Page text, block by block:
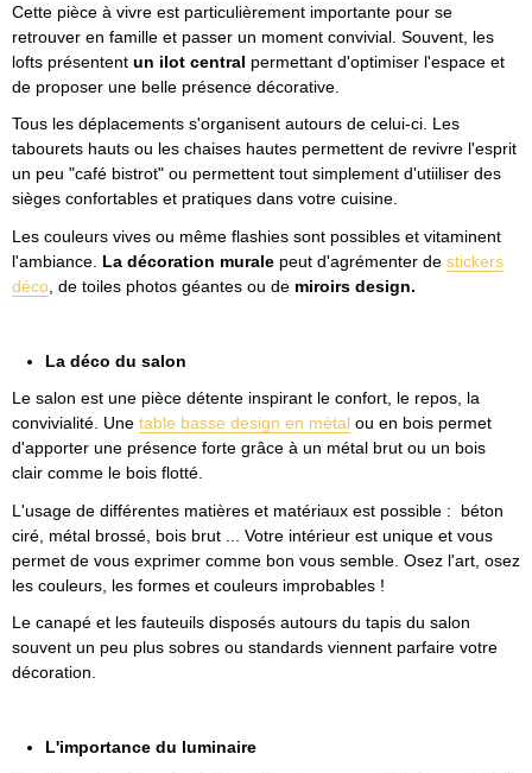
Cette pièce à vivre est particulièrement importante pour se
retrouver en famille et passer un moment convivial. Souvent, les
lofts présentent un ilot central permettant d'optimiser l'espace et
de proposer une belle présence décorative.
Tous les déplacements s'organisent autours de celui-ci. Les
tabourets hauts ou les chaises hautes permettent de revivre l'esprit
un peu "café bistrot" ou permettent tout simplement d'utiiliser des
sièges confortables et pratiques dans votre cuisine.
Les couleurs vives ou même flashies sont possibles et vitaminent
l'ambiance. La décoration murale peut d'agrémenter de stickers
déco , de toiles photos géantes ou de miroirs design.
La déco du salon
Le salon est une pièce détente inspirant le confort, le repos, la
convivialité. Une table basse design en métal ou en bois permet
d'apporter une présence forte grâce à un métal brut ou un bois
clair comme le bois flotté.
L'usage de différentes matières et matériaux est possible : béton
ciré, métal brossé, bois brut ... Votre intérieur est unique et vous
permet de vous exprimer comme bon vous semble. Osez l'art, osez
les couleurs, les formes et couleurs improbables !
Le canapé et les fauteuils disposés autours du tapis du salon
souvent un peu plus sobres ou standards viennent parfaire votre
décoration.
L'importance du luminaire